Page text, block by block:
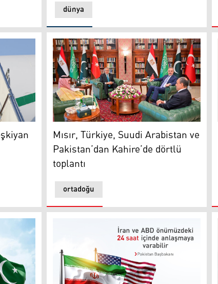
dünya
yarın Pakistan’a gidecek
Mısır, Türkiye, Suudi Arabistan ve
ortadoğu
Mısır, Türkiye, Suudi Arabistan ve
Pakistan’dan Kahire’de dörtlü
toplantı